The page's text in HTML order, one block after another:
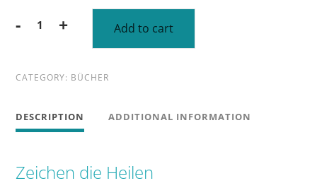
-
Zeichen
quantity
+ Add to cart
CATEGORY: BÜCHER
DESCRIPTION ADDITIONAL INFORMATION
Zeichen die Heilen